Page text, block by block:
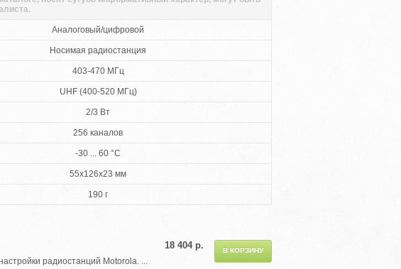
Аналоговый/цифровой
Носимая радиостанция
403-470 МГц
UHF (400-520 МГц)
2/3 Вт
256 каналов
-30 ... 60 °C
55x126x23 мм
190 г
18 404 р.
радиостанций Motorola. ...